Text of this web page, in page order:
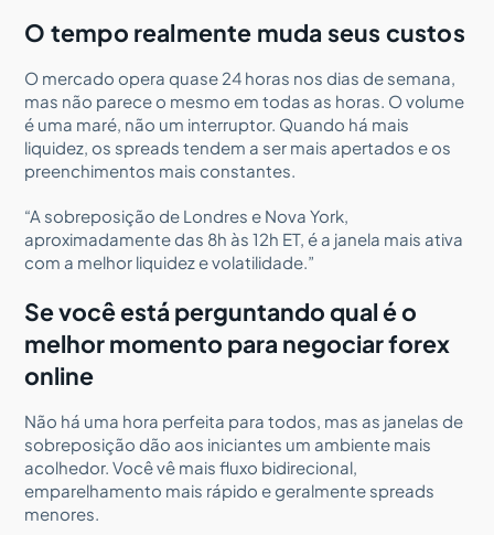
O tempo realmente muda seus custos
O mercado opera quase 24 horas nos dias de semana,
mas não parece o mesmo em todas as horas. O volume
é uma maré, não um interruptor. Quando há mais
liquidez, os spreads tendem a ser mais apertados e os
preenchimentos mais constantes.
“A sobreposição de Londres e Nova York,
aproximadamente das 8h às 12h ET, é a janela mais ativa
com a melhor liquidez e volatilidade.”
Se você está perguntando qual é o
melhor momento para negociar forex
online
Não há uma hora perfeita para todos, mas as janelas de
sobreposição dão aos iniciantes um ambiente mais
acolhedor. Você vê mais fluxo bidirecional,
emparelhamento mais rápido e geralmente spreads
menores.